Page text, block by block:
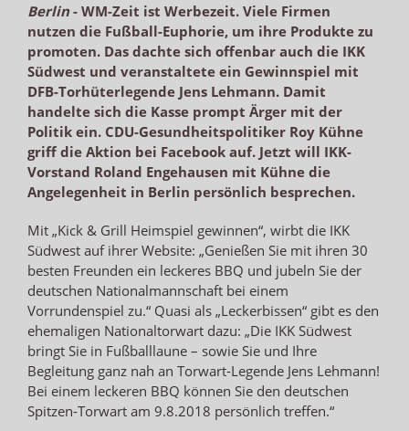
Berlin- WM-Zeit ist Werbezeit. Viele Firmen
nutzen die Fußball-Euphorie, um ihre Produkte zu
promoten. Das dachte sich offenbar auch die IKK
Südwest und veranstaltete ein Gewinnspiel mit
DFB-Torhüterlegende Jens Lehmann. Damit
handelte sich die Kasse prompt Ärger mit der
Politik ein. CDU-Gesundheitspolitiker Roy Kühne
griff die Aktion bei Facebook auf. Jetzt will IKK-
Vorstand Roland Engehausen mit Kühne die
Angelegenheit in Berlin persönlich besprechen.
Mit „Kick & Grill Heimspiel gewinnen“, wirbt die IKK
Südwest auf ihrer Website: „Genießen Sie mit ihren 30
besten Freunden ein leckeres BBQ und jubeln Sie der
deutschen Nationalmannschaft bei einem
Vorrundenspiel zu.“ Quasi als „Leckerbissen“ gibt es den
ehemaligen Nationaltorwart dazu: „Die IKK Südwest
bringt Sie in Fußballlaune – sowie Sie und Ihre
Begleitung ganz nah an Torwart-Legende Jens Lehmann!
Bei einem leckeren BBQ können Sie den deutschen
Spitzen-Torwart am 9.8.2018 persönlich treffen.“